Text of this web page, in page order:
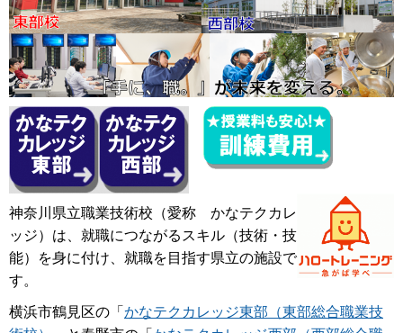
神奈川県立職業技術校（愛称 かなテクカレ
ッジ）は、就職につながるスキル（技術・技
能）を身に付け、就職を目指す県立の施設で
す。
横浜市鶴見区の「 かなテクカレッジ東部（東部総合職業技